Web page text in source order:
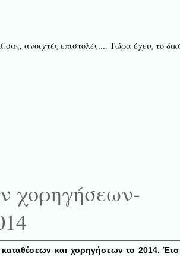
ανοιχτές επιστολές.... Τώρα έχεις το
χορηγήσεων-
καταθέσεων και χορηγήσεων το 2014.